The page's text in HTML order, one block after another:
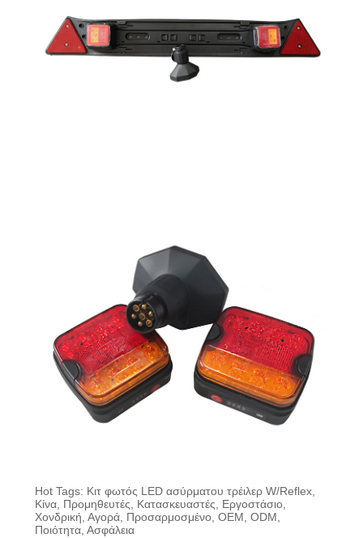
Hot Tags: Κιτ φωτός LED ασύρματου τρέιλερ W/Reflex,
Κίνα, Προμηθευτές, Κατασκευαστές, Εργοστάσιο,
Χονδρική, Αγορά, Προσαρμοσμένο, OEM, ODM,
Ποιότητα, Ασφάλεια